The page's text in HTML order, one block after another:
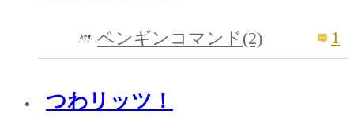
ペンギンコマンド(2) 1
つわリッツ！